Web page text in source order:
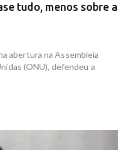
tudo, menos sobre a
abertura na Assembleia
(ONU), defendeu a